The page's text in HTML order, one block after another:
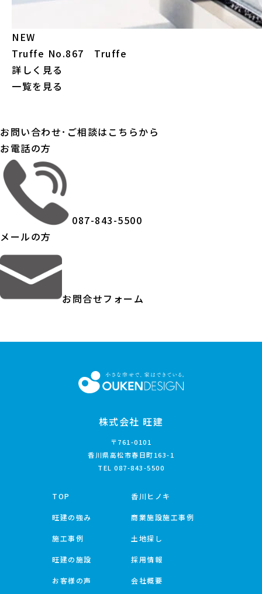
NEW
Truffe No.867 Truffe
詳しく見る
一覧を見る
お問い合わせ･ご相談はこちらから
お電話の方
087-843-5500
メールの方
お問合せフォーム
株式会社 旺建
〒761-0101
香川県高松市春日町163-1
TEL 087-843-5500
TOP
旺建の強み
施工事例
旺建の施設
お客様の声
香川ヒノキ
商業施設施工事例
土地探し
採用情報
会社概要